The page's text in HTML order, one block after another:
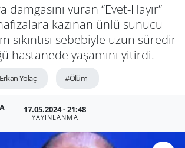
damgasını vuran “Evet-Hayır”
kazınan ünlü sunucu
sıkıntısı sebebiyle uzun süredir
hastanede yaşamını yitirdi.
Yolaç #Ölüm
17.05.2024 - 21:48
YAYINLANMA